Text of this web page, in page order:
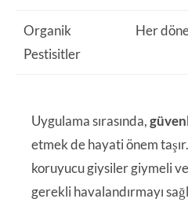
Organik
Pestisitler
Her
Uygulama sırasında,
etmek de hayati önem
koruyucu giysiler giymeli
gerekli havalandırmayı